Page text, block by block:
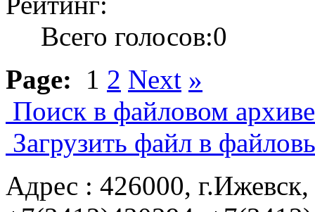
Всего голосов:0
Page:
1 2 Next »
Поиск в файловом
Загрузить файл в
Адрес : 426000,